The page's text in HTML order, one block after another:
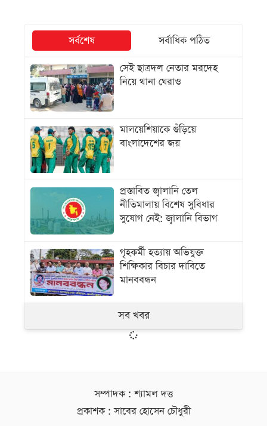
সর্বশেষ
সর্বাধিক পঠিত
সেই ছাত্রদল নেতার মরদেহ
নিয়ে থানা ঘেরাও
মালয়েশিয়াকে গুঁড়িয়ে
বাংলাদেশের জয়
প্রস্তাবিত জ্বালানি তেল
নীতিমালায় বিশেষ সুবিধার
সুযোগ নেই: জ্বালানি বিভাগ
গৃহকর্মী হত্যায় অভিযুক্ত
শিক্ষিকার বিচার দাবিতে
মানববন্ধন
সব খবর
সম্পাদক : শ্যামল দত্ত
প্রকাশক : সাবের হোসেন চৌধুরী